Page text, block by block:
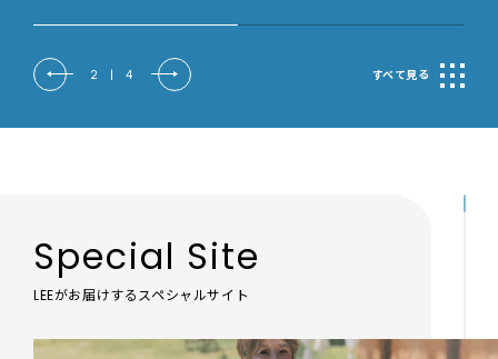
2 | 4 すべて見る
Special Site
LEEがお届けするスペシャルサイト